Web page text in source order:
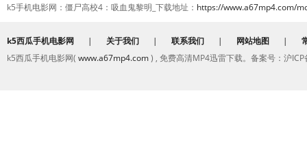
k5手机电影网：僵尸高校4：吸血鬼黎明_下载地址： https://www.a67mp4.com/
k5西瓜手机电影网 | 关于我们 | 联系我们 | 网站地图 |
k5西瓜手机电影网( www.a67mp4.com) , 免费高清MP4迅雷下载。备案号：沪